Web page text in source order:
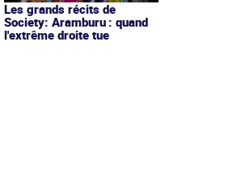
Les grands récits de
Society: Aramburu : quand
l'extrême droite tue